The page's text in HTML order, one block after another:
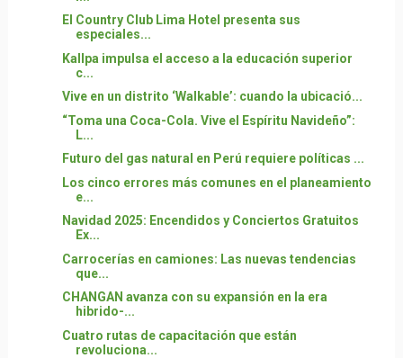
El Country Club Lima Hotel presenta sus
especiales...
Kallpa impulsa el acceso a la educación superior
c...
Vive en un distrito ‘Walkable’: cuando la ubicació...
“Toma una Coca-Cola. Vive el Espíritu Navideño”:
L...
Futuro del gas natural en Perú requiere políticas ...
Los cinco errores más comunes en el planeamiento
e...
Navidad 2025: Encendidos y Conciertos Gratuitos
Ex...
Carrocerías en camiones: Las nuevas tendencias
que...
CHANGAN avanza con su expansión en la era
hibrido-...
Cuatro rutas de capacitación que están
revoluciona...